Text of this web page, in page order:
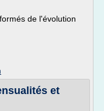
de l'évolution
et